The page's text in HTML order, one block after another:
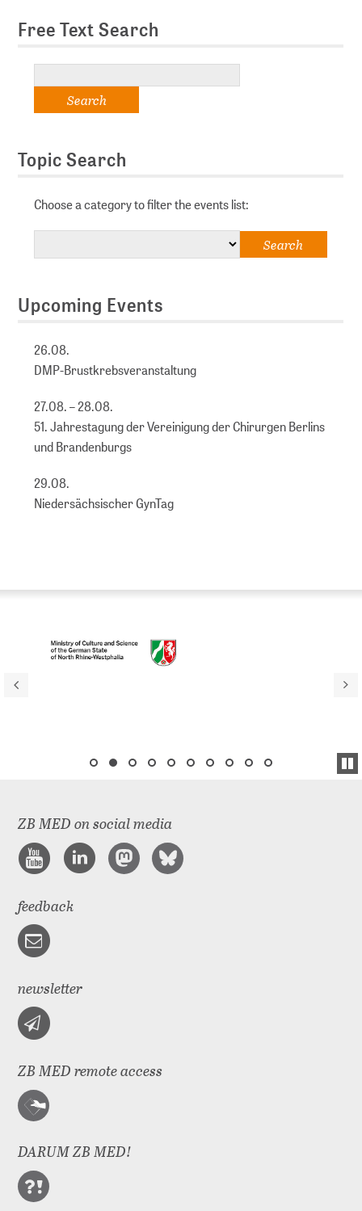
Free Text Search
Topic Search
Choose a category to filter the events list:
Upcoming Events
26.08.
DMP-Brustkrebsveranstaltung
27.08. – 28.08.
51. Jahrestagung der Vereinigung der Chirurgen Berlins
und Brandenburgs
29.08.
Niedersächsischer GynTag
ZB MED on social media
feedback
newsletter
ZB MED remote access
DARUM ZB MED!